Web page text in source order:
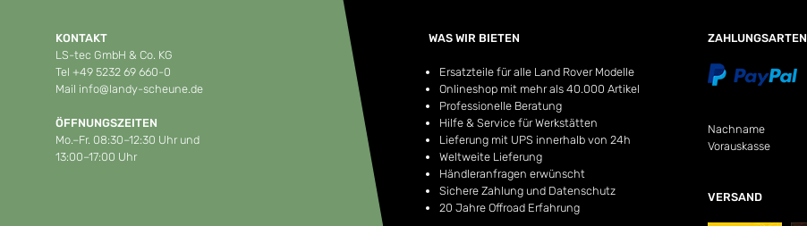
KONTAKT
LS-tec GmbH & Co. KG
Tel +49 5232 69 660-0
Mail info@landy-scheune.de
ÖFFNUNGSZEITEN
Mo.–Fr. 08:30–12:30 Uhr und
13:00–17:00 Uhr
WAS WIR BIETEN
Ersatzteile für alle Land Rover Modelle
Onlineshop mit mehr als 40.000 Artikel
Professionelle Beratung
Hilfe & Service für Werkstätten
Lieferung mit UPS innerhalb von 24h
Weltweite Lieferung
Händleranfragen erwünscht
Sichere Zahlung und Datenschutz
20 Jahre Offroad Erfahrung
ZAHLUNGSARTEN
Nachname
Vorauskasse
VERSAND